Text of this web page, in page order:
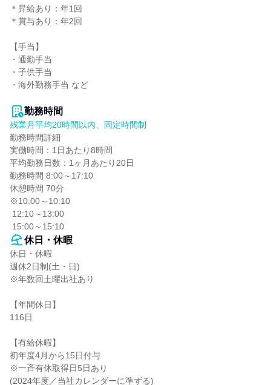
＊昇給あり：年1回
＊賞与あり：年2回
【手当】
・通勤手当
・子供手当
・海外勤務手当 など
勤務時間
残業月平均20時間以内、固定時間制
勤務時間詳細
実働時間：1日あたり8時間
平均勤務日数：1ヶ月あたり20日
勤務時間 8:00～17:10
休憩時間 70分
※10:00～10:10
15:00～15:10
休日・休暇
休日・休暇
週休2日制(土・日)
※年数回土曜出社あり
【年間休日】
116日
【有給休暇】
初年度4月から15日付与
※一斉有休取得日5日あり
(2024年度／当社カレンダーに準ずる)